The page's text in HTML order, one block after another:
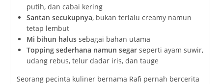
putih, dan cabai kering
Santan secukupnya, bukan terlalu creamy namun
tetap lembut
Mi bihun halussebagai bahan utama
Topping sederhana namun segarseperti ayam suwir,
udang rebus, telur dadar iris, dan tauge
Seorang pecinta kuliner bernama Rafi pernah bercerita